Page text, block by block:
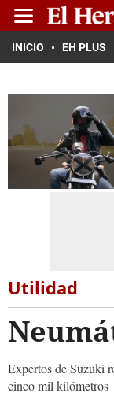
INICIO EH PLUS
Utilidad
Expertos de Suzuki
cinco mil kilómetros